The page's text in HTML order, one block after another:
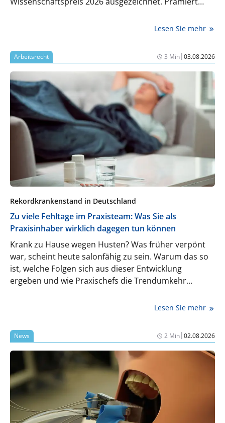
die Qualität KI-gestützt konstruierter Zahnkronen.
Lesen Sie mehr
Arbeitsrecht 3 Min|03.08.2026
Rekordkrankenstand in Deutschland
Zu viele Fehltage im Praxisteam: Was Sie als
Praxisinhaber wirklich dagegen tun können
Krank zu Hause wegen Husten? Was früher verpönt
war, scheint heute salonfähig zu sein. Warum das so
ist, welche Folgen sich aus dieser Entwicklung
ergeben und wie Praxischefs die Trendumkehr
Lesen Sie mehr
News 2 Min|02.08.2026